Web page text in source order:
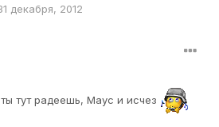
декабря, 2012
тут радеешь, Маус и исчез